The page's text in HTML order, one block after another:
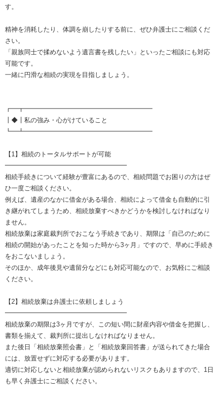
す。
精神を消耗したり、体調を崩したりする前に、ぜひ弁護士にご相談くだ
さい。
「親族同士で揉めないよう遺言書を残したい」といったご相談にも対応
可能です。
一緒に円滑な相続の実現を目指しましょう。
┏━┳━━━━━━━━━━━━━━━━━━━━
┃◆┃私の強み・心がけていること
┗━┻━━━━━━━━━━━━━━━━━━━━
【1】相続のトータルサポートが可能
━━━━━━━━━━━━━━━━━━━
相続手続きについて経験が豊富にあるので、相続問題でお困りの方はぜ
ひ一度ご相談ください。
例えば、遺産のなかに借金がある場合、相続によって借金も自動的に引
き継がれてしまうため、相続放棄すべきかどうかを検討しなければなり
ません。
相続放棄は家庭裁判所でおこなう手続きであり、期限は「自己のために
相続の開始があったことを知った時から3ヶ月」ですので、早めに手続き
をおこないましょう。
そのほか、成年後見や遺留分などにも対応可能なので、お気軽にご相談
ください。
【2】相続放棄は弁護士に依頼しましょう
━━━━━━━━━━━━━━━━━━━
相続放棄の期限は3ヶ月ですが、この短い間に財産内容や借金を把握し、
書類を揃えて、裁判所に提出しなければなりません。
また後日「相続放棄照会書」と「相続放棄回答書」が送られてきた場合
には、放置せずに対応する必要があります。
適切に対応しないと相続放棄が認められないリスクもありますので、1日
も早く弁護士にご相談ください。